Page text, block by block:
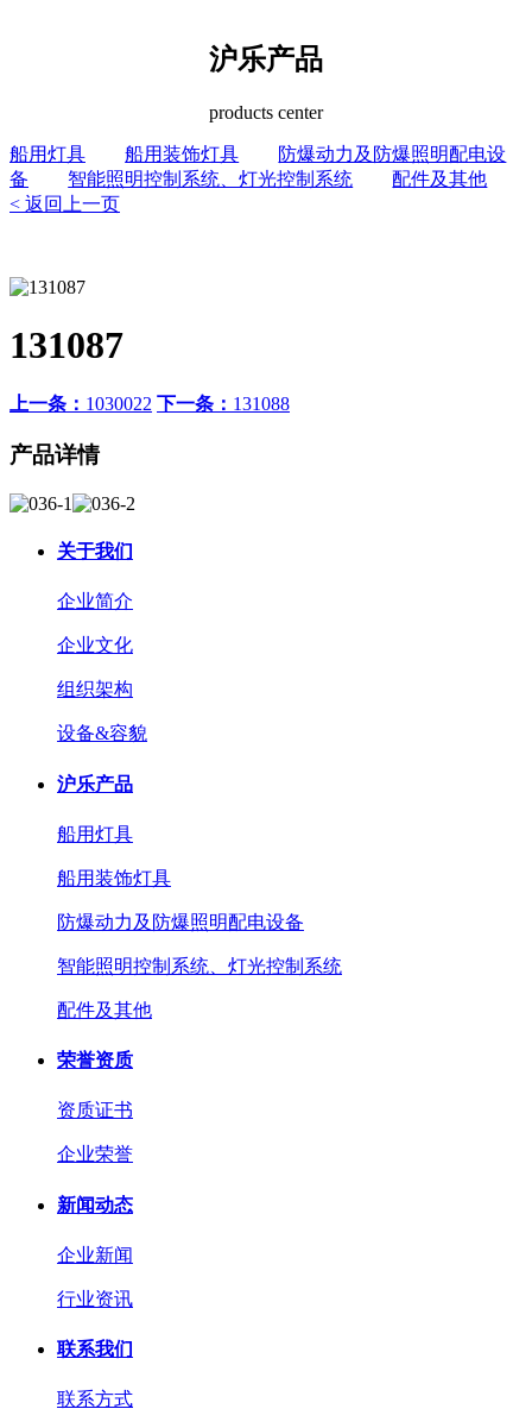
沪乐产品
products center
船用灯具 船用装饰灯具
防爆动力及防爆照明配电设
备
智能照明控制系统、灯光控制系统
配件及其他
< 返回上一页
131087
上一条： 1030022 下一条： 131088
产品详情
关于我们
企业简介
企业文化
组织架构
设备&容貌
沪乐产品
船用灯具
船用装饰灯具
防爆动力及防爆照明配电设备
智能照明控制系统、灯光控制系统
配件及其他
荣誉资质
资质证书
企业荣誉
新闻动态
企业新闻
行业资讯
联系我们
联系方式